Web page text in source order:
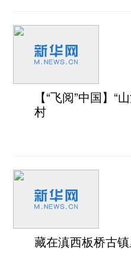
【“飞阅”中国】“
村
藏在滇西板桥古